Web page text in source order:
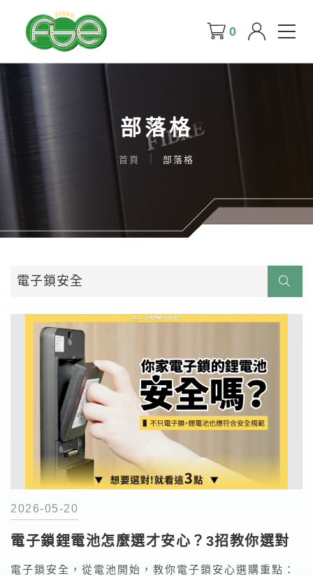
0
部落格
首頁 部落格
2026-05-20
電子鎖鋰電池怎麼選才安心？3招教你選對
電子鎖安全，從電池開始，教你電子鎖安心選購重點：